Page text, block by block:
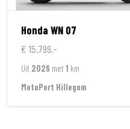
Honda WN 07
€ 15.799,-
Uit 2026 met 1 km
MotoPort Hillegom